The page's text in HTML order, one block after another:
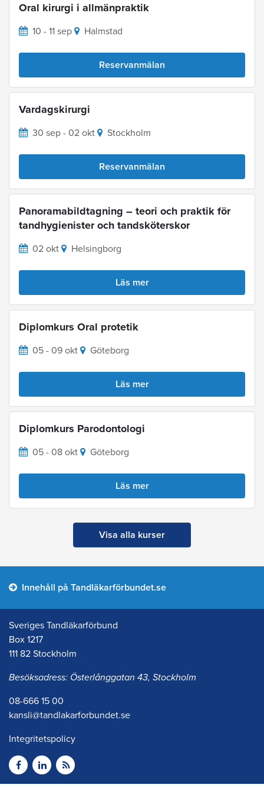
Oral kirurgi i allmänpraktik
10 - 11 sep Halmstad
Reservanmälan
Vardagskirurgi
30 sep - 02 okt Stockholm
Reservanmälan
Panoramabildtagning – teori och praktik för
tandhygienister och tandsköterskor
02 okt Helsingborg
Läs mer
Diplomkurs Oral protetik
05 - 09 okt Göteborg
Läs mer
Diplomkurs Parodontologi
05 - 08 okt Göteborg
Läs mer
Visa alla kurser
Innehåll på Tandläkarförbundet.se
Sveriges Tandläkarförbund
Box 1217
111 82 Stockholm
Besöksadress: Österlånggatan 43, Stockholm
08-666 15 00
kansli@tandlakarforbundet.se
Integritetspolicy